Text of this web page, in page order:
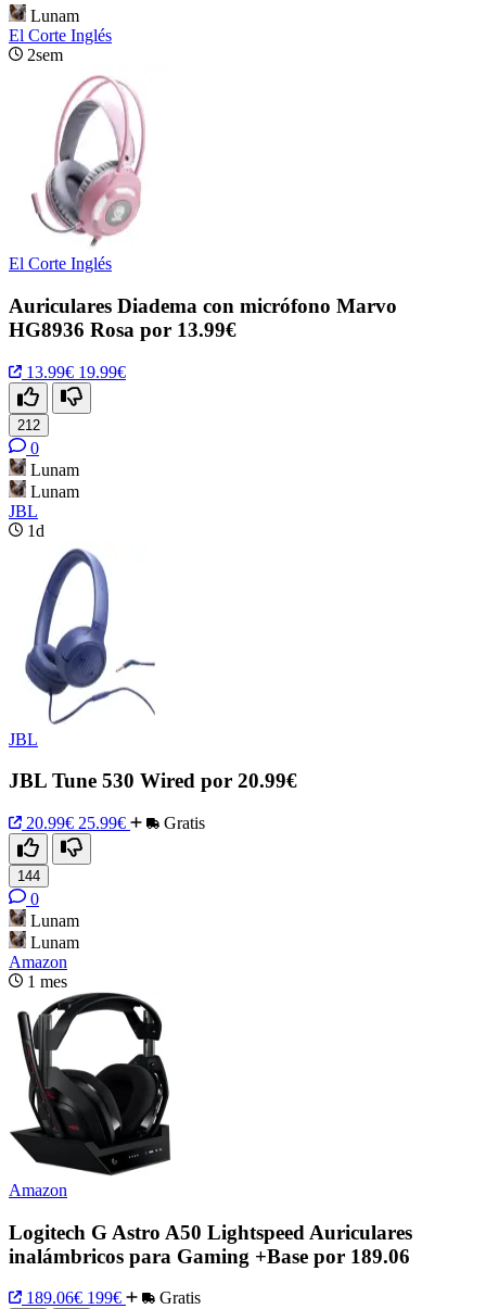
Lunam
El Corte Inglés
2sem
El Corte Inglés
Auriculares Diadema con micrófono Marvo
HG8936 Rosa por 13.99€
13.99€ 19.99€
212
0
Lunam
Lunam
JBL
1d
JBL
JBL Tune 530 Wired por 20.99€
20.99€ 25.99€ Gratis
144
0
Lunam
Lunam
Amazon
1 mes
Amazon
Logitech G Astro A50 Lightspeed Auriculares
inalámbricos para Gaming +Base por 189.06
189.06€ 199€ Gratis